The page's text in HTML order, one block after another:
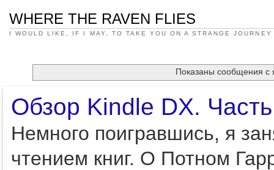
WHERE THE RAVEN FLIES
I WOULD LIKE, IF I MAY, TO TAKE YOU ON A STRANGE JOURNEY
Показаны сообщения
Обзор Kindle DX.
Немного поигравшись, я
чтением книг. О Потном